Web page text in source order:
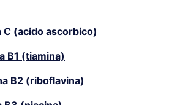
C (acido ascorbico)
B1 (tiamina)
B2 (riboflavina)